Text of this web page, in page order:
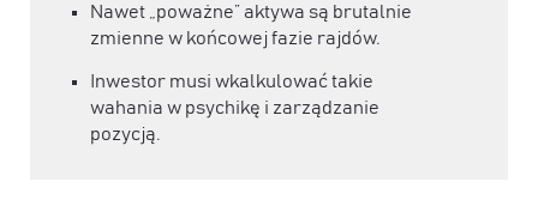
Nawet „poważne” aktywa są brutalnie
zmienne w końcowej fazie rajdów.
Inwestor musi wkalkulować takie
wahania w psychikę i zarządzanie
pozycją.